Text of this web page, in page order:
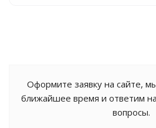
Оформите заявку на сайте,
ближайшее время и ответим
вопросы.